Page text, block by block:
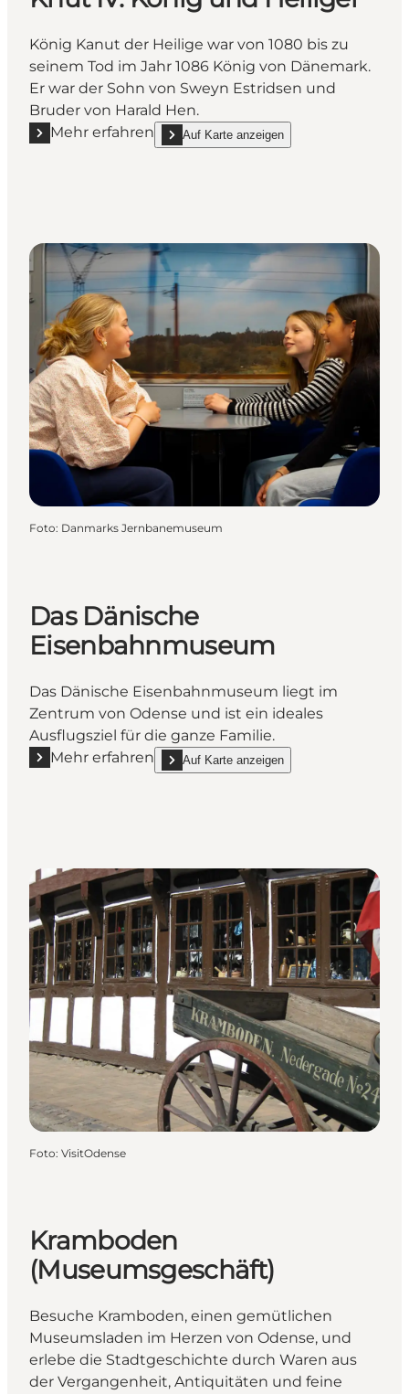
König Kanut der Heilige war von 1080 bis zu
seinem Tod im Jahr 1086 König von Dänemark.
Er war der Sohn von Sweyn Estridsen und
Bruder von Harald Hen.
Mehr erfahren
Mehr erfahren "Knut IV: König und Heiliger"
Auf Karte anzeigen
show Knut IV: König und Heiliger on_map
Foto: Danmarks Jernbanemuseum
Das Dänische
Eisenbahnmuseum
Das Dänische Eisenbahnmuseum liegt im
Zentrum von Odense und ist ein ideales
Ausflugsziel für die ganze Familie.
Mehr erfahren
Mehr erfahren "Das Dänische Eisenbahnmuseum"
Auf Karte anzeigen
show Das Dänische Eisenbahnmuseum
Foto: VisitOdense
Kramboden
(Museumsgeschäft)
Besuche Kramboden, einen gemütlichen
Museumsladen im Herzen von Odense, und
erlebe die Stadtgeschichte durch Waren aus
der Vergangenheit, Antiquitäten und feine